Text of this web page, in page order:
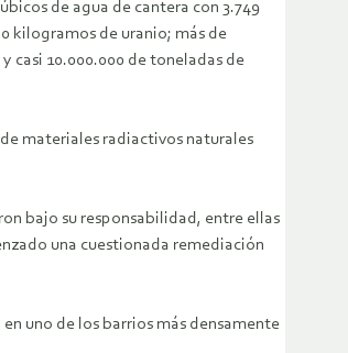
de agua de cantera con 3.749
kilogramos de uranio; más de
casi 10.000.000 de toneladas de
materiales radiactivos naturales
bajo su responsabilidad, entre ellas
una cuestionada remediación
uno de los barrios más densamente